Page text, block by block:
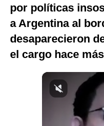
gestion.pe
¿quiénes
Condiciones
por políticas
a Argentina al
desaparecieron
el cargo hace